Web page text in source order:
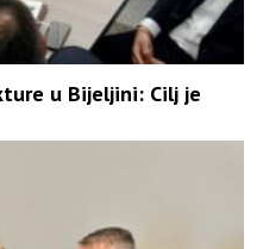
u Bijeljini: Cilj je